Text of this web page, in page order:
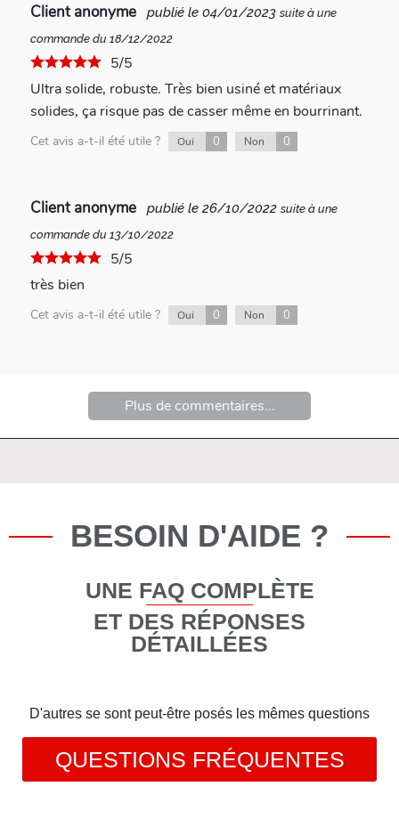
Client anonyme publié le 04/01/2023 suite à une
commande du 18/12/2022
5/5
Ultra solide, robuste. Très bien usiné et matériaux
solides, ça risque pas de casser même en bourrinant.
Cet avis a-t-il été utile ? Oui 0 Non 0
Client anonyme publié le 26/10/2022 suite à une
commande du 13/10/2022
5/5
très bien
Cet avis a-t-il été utile ? Oui 0 Non 0
Plus de commentaires...
BESOIN D'AIDE ?
UNE FAQ COMPLÈTE
ET DES RÉPONSES
DÉTAILLÉES
D'autres se sont peut-être posés les mêmes questions
QUESTIONS FRÉQUENTES